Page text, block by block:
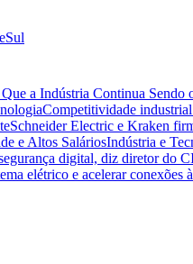
Sul
a Indústria Continua
Competitividade
Schneider Electric e Kraken
e Altos SaláriosIndústria e
digital, diz diretor do
elétrico e acelerar conexões